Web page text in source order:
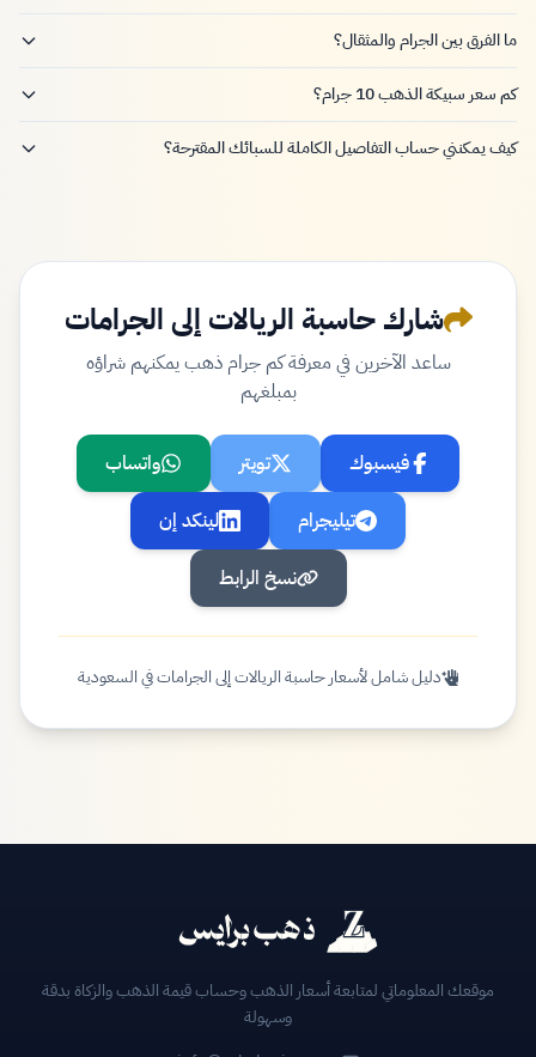
ما الفرق بين الجرام والمثقال؟
كم سعر سبيكة الذهب 10 جرام؟
كيف يمكنني حساب التفاصيل الكاملة للسبائك المقترحة؟
شارك حاسبة الريالات إلى الجرامات
ساعد الآخرين في معرفة كم جرام ذهب يمكنهم شراؤه
بمبلغهم
فيسبوك تويتر
واتساب
تيليجرام
لينكد إن
نسخ الرابط
دليل شامل لأسعار حاسبة الريالات إلى الجرامات في السعودية
موقعك المعلوماتي لمتابعة أسعار الذهب وحساب قيمة الذهب والزكاة بدقة
وسهولة